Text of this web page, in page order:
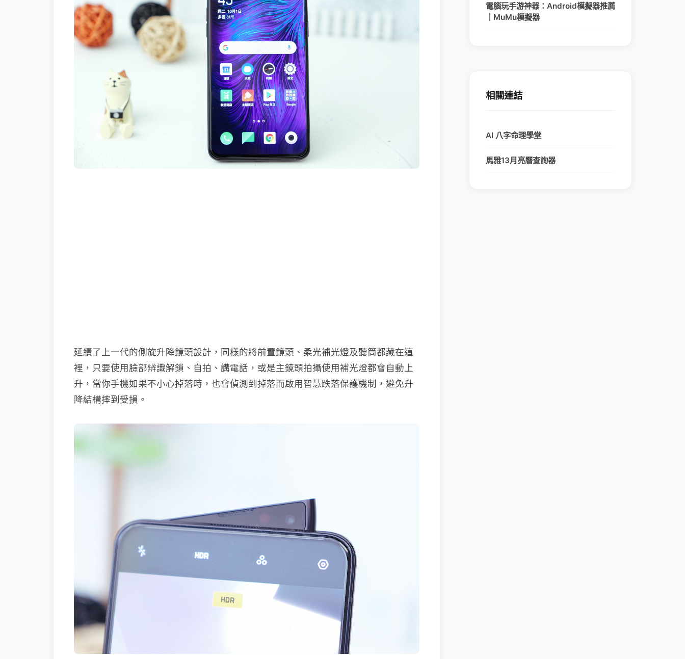
延續了上一代的側旋升降鏡頭設計，同樣的將前置鏡頭、柔光補光燈及聽筒都藏在這
裡，只要使用臉部辨識解鎖、自拍、講電話，或是主鏡頭拍攝使用補光燈都會自動上
升，當你手機如果不小心掉落時，也會偵測到掉落而啟用智慧跌落保護機制，避免升
降結構摔到受損。
電腦玩手游神器：Android模擬器推薦
｜MuMu模擬器
相關連結
AI 八字命理學堂
馬雅13月亮曆查詢器